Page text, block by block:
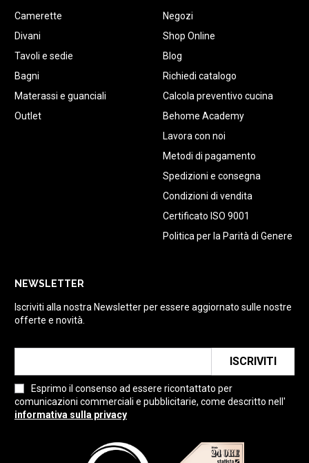
Camerette
Divani
Tavoli e sedie
Bagni
Materassi e guanciali
Outlet
Negozi
Shop Online
Blog
Richiedi catalogo
Calcola preventivo cucina
Behome Academy
Lavora con noi
Metodi di pagamento
Spedizioni e consegna
Condizioni di vendita
Certificato ISO 9001
Politica per la Parità di Genere
NEWSLETTER
Iscriviti alla nostra Newsletter per essere aggiornato sulle nostre
offerte e novità.
ISCRIVITI
Esprimo il consenso ad essere ricontattato per
comunicazioni commerciali e pubblicitarie, come descritto nell'
informativa sulla privacy